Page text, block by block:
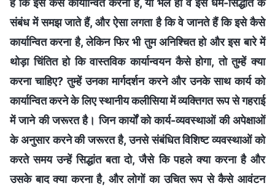
संबंध में समझ जाते हैं, और ऐसा लगता है कि वे जानते हैं कि इसे कैसे
कार्यान्वित करना है, लेकिन फिर भी तुम अनिश्चित हो और इस बारे में
थोड़ा चिंतित हो कि वास्तविक कार्यान्वयन कैसे होगा, तो तुम्हें क्या
करना चाहिए? तुम्हें उनका मार्गदर्शन करने और उनके साथ कार्य को
कार्यान्वित करने के लिए स्थानीय कलीसिया में व्यक्तिगत रूप से गहराई
में जाने की जरूरत है। जिन कार्यों को कार्य-व्यवस्थाओं की अपेक्षाओं
के अनुसार करने की जरूरत है, उनसे संबंधित विशिष्ट व्यवस्थाओं को
करते समय उन्हें सिद्धांत बता दो, जैसे कि पहले क्या करना है और
उसके बाद क्या करना है, और लोगों का उचित रूप से कैसे आवंटन